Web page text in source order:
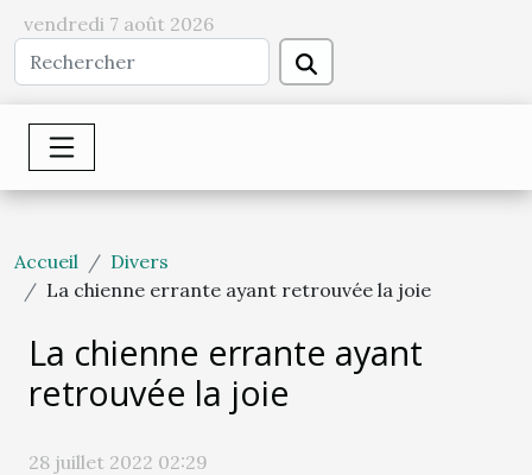
vendredi 7 août 2026
Accueil
Divers
La chienne errante ayant retrouvée la joie
La chienne errante ayant
retrouvée la joie
28 juillet 2022 02:29